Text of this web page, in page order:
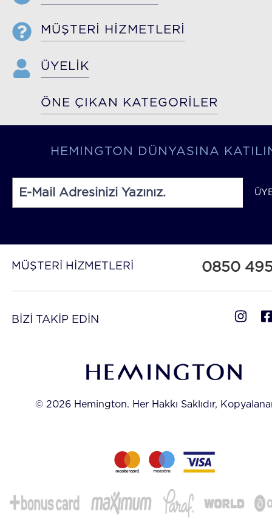
MÜŞTERİ HİZMETLERİ
ÜYELİK
ÖNE ÇIKAN KATEGORİLER
HEMINGTON DÜNYASINA
MÜŞTERİ HİZMETLERİ 0850
BİZİ TAKİP EDİN
© 2026 Hemington. Her Hakkı Saklıdır,